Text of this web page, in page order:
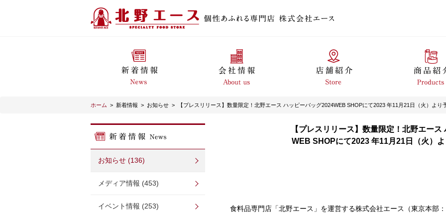
ホーム > 新着情報 > お知らせ > 【プレスリリース】数量限定！北野エース ハッピーバッグ2024WEB SHOPにて2023 年11月21日（火）より
お知らせ (136)
メディア情報 (453)
イベント情報 (253)
【プレスリリース】数量限定！北野エー
WEB SHOPにて2023 年11月21日（火）
食料品専門店「北野エース」を運営する株式会社エース（東京本部